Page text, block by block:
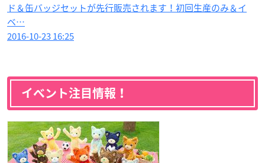
ド＆缶バッジセットが先行販売されます！初回生産のみ＆イ
ベ…
2016-10-23 16:25
イベント注目情報！